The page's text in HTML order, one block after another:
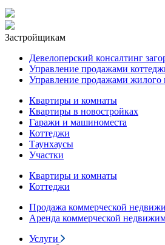
Застройщикам
Девелоперский консалтинг
Управление продажами
Управление продажами жилого
Квартиры и комнаты
Квартиры в новостройках
Гаражи и машиноместа
Коттеджи
Таунхаусы
Участки
Квартиры и комнаты
Коттеджи
Продажа коммерческой
Аренда коммерческой
Услуги